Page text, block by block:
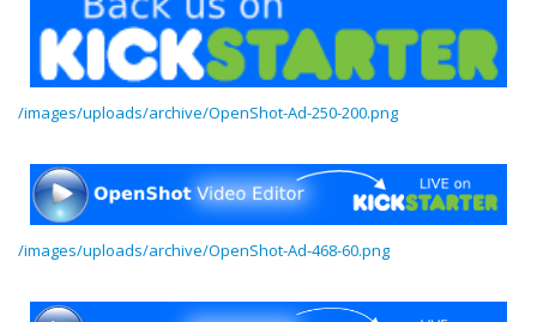
/images/uploads/archive/OpenShot-Ad-250-200.png
/images/uploads/archive/OpenShot-Ad-468-60.png